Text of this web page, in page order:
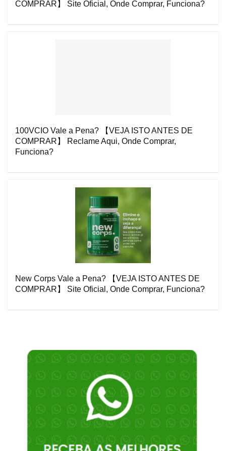
COMPRAR】 Site Oficial, Onde Comprar, Funciona?
100VCIO Vale a Pena? 【VEJA ISTO ANTES DE
COMPRAR】 Reclame Aqui, Onde Comprar,
Funciona?
New Corps Vale a Pena? 【VEJA ISTO ANTES DE
COMPRAR】 Site Oficial, Onde Comprar, Funciona?